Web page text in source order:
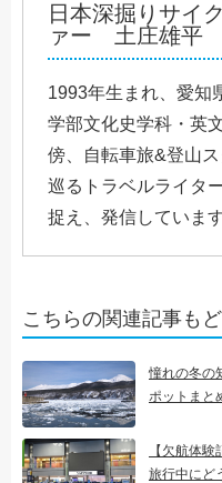
日本深掘りサイ
ァー 土庄雄平
1993年生まれ、愛知
学部文化史学科・英
傍、自転車旅&登山
巡るトラベルライタ
捉え、発信しています
こちらの関連記事も
憧れの冬の
ポットまと
【欠航体
旅行中にど